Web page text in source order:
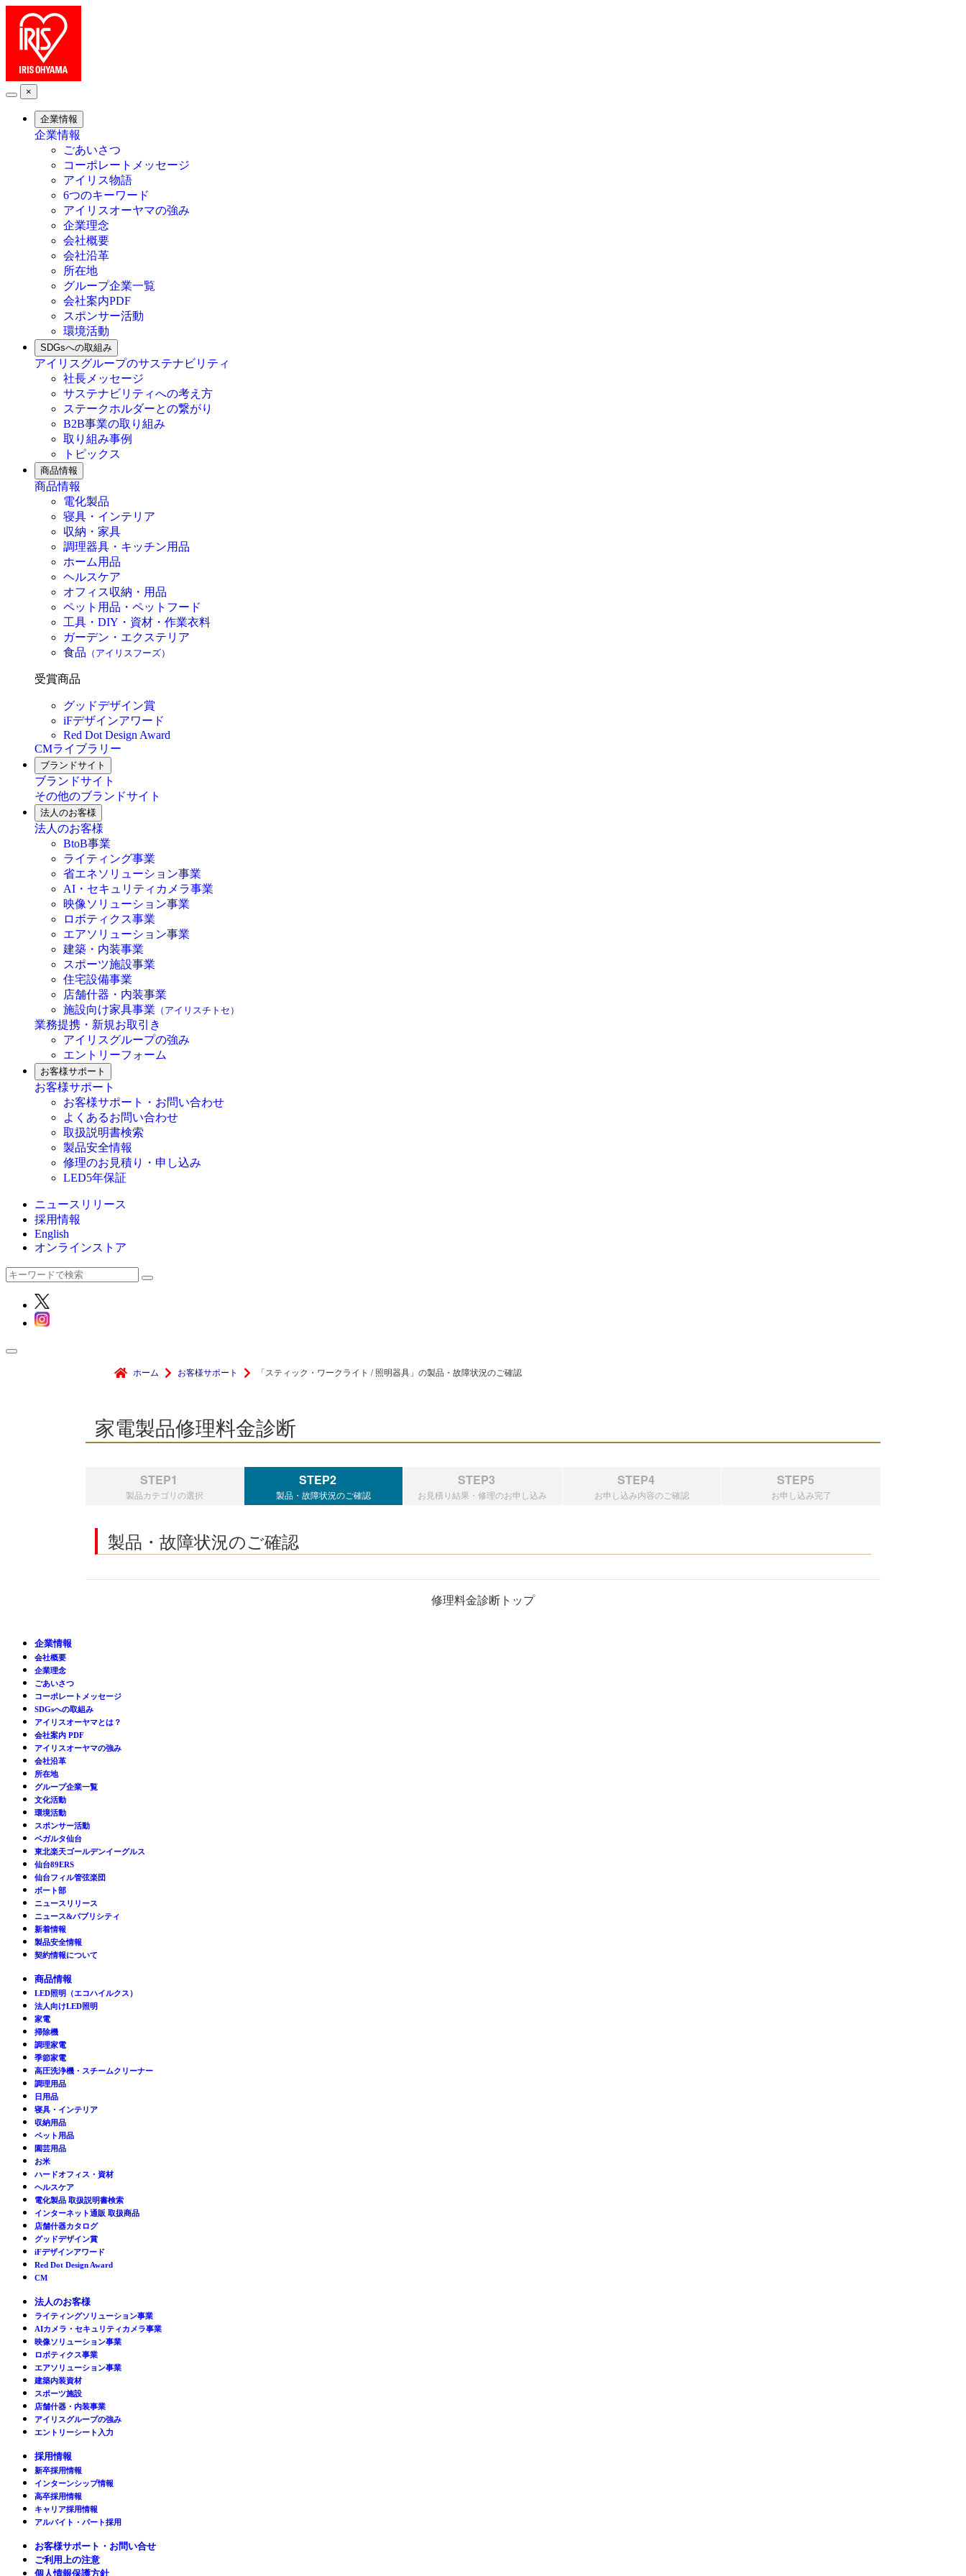
×
企業情報
企業情報
ごあいさつ
コーポレートメッセージ
アイリス物語
6つのキーワード
アイリスオーヤマの強み
企業理念
会社概要
会社沿革
所在地
グループ企業一覧
会社案内PDF
スポンサー活動
環境活動
SDGsへの取組み
アイリスグループのサステナビリティ
社長メッセージ
サステナビリティへの考え方
ステークホルダーとの繋がり
B2B事業の取り組み
取り組み事例
トピックス
商品情報
商品情報
電化製品
寝具・インテリア
収納・家具
調理器具・キッチン用品
ホーム用品
ヘルスケア
オフィス収納・用品
ペット用品・ペットフード
工具・DIY・資材・作業衣料
ガーデン・エクステリア
食品 （アイリスフーズ）
受賞商品
グッドデザイン賞
iFデザインアワード
Red Dot Design Award
CMライブラリー
ブランドサイト
ブランドサイト
その他のブランドサイト
法人のお客様
法人のお客様
BtoB事業
ライティング事業
省エネソリューション事業
AI・セキュリティカメラ事業
映像ソリューション事業
ロボティクス事業
エアソリューション事業
建築・内装事業
スポーツ施設事業
住宅設備事業
店舗什器・内装事業
施設向け家具事業 （アイリスチトセ）
業務提携・新規お取引き
アイリスグループの強み
エントリーフォーム
お客様サポート
お客様サポート
お客様サポート・お問い合わせ
よくあるお問い合わせ
取扱説明書検索
製品安全情報
修理のお見積り・申し込み
LED5年保証
ニュースリリース
採用情報
English
オンラインストア
ホーム お客様サポート 「スティック・ワークライト / 照明器具」の製品・故障状況のご確認
家電製品修理料金診断
STEP1
製品カテゴリの選択
STEP2
製品・故障状況のご確認
STEP3
お見積り結果・修理のお申し込み
STEP4
お申し込み内容のご確認
STEP5
お申し込み完了
製品・故障状況のご確認
修理料金診断トップ
企業情報
会社概要
企業理念
ごあいさつ
コーポレートメッセージ
SDGsへの取組み
アイリスオーヤマとは？
会社案内 PDF
アイリスオーヤマの強み
会社沿革
所在地
グループ企業一覧
文化活動
環境活動
スポンサー活動
ベガルタ仙台
東北楽天ゴールデンイーグルス
仙台89ERS
仙台フィル管弦楽団
ボート部
ニュースリリース
ニュース&パブリシティ
新着情報
製品安全情報
契約情報について
商品情報
LED照明（エコハイルクス）
法人向けLED照明
家電
掃除機
調理家電
季節家電
高圧洗浄機・スチームクリーナー
調理用品
日用品
寝具・インテリア
収納用品
ペット用品
園芸用品
お米
ハードオフィス・資材
ヘルスケア
電化製品 取扱説明書検索
インターネット通販 取扱商品
店舗什器カタログ
グッドデザイン賞
iFデザインアワード
Red Dot Design Award
CM
法人のお客様
ライティングソリューション事業
AIカメラ・セキュリティカメラ事業
映像ソリューション事業
ロボティクス事業
エアソリューション事業
建築内装資材
スポーツ施設
店舗什器・内装事業
アイリスグループの強み
エントリーシート入力
採用情報
新卒採用情報
インターンシップ情報
高卒採用情報
キャリア採用情報
アルバイト・パート採用
お客様サポート・お問い合せ
ご利用上の注意
個人情報保護方針